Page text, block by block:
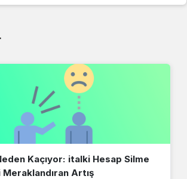
Kaçıyor: italki Hesap Silme
Meraklandıran Artış